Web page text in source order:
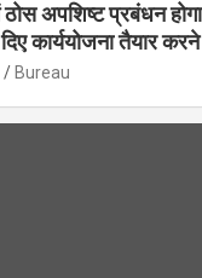
ठोस अपशिष्ट प्रबंधन
कार्ययोजना तैयार
Bureau